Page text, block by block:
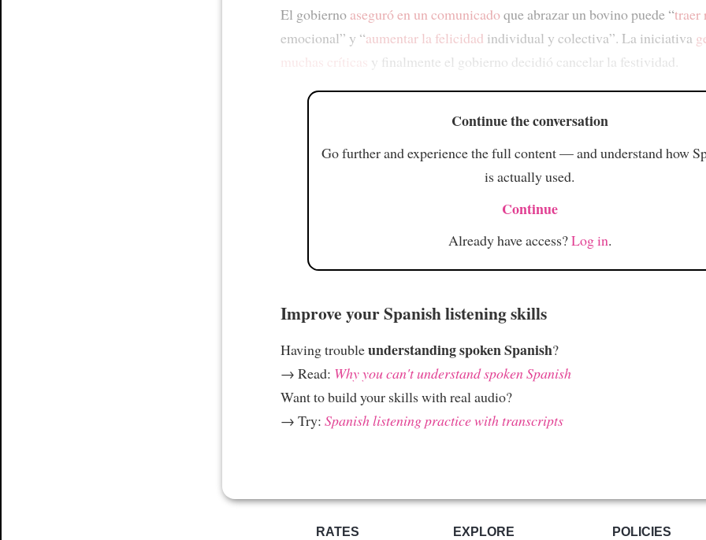
El gobierno aseguró en un comunicadoque abrazar un bovino puede “traer
emocional” y “aumentar la felicidad individual y colectiva”. La iniciativa
muchas críticas y finalmente el gobierno decidió cancelar la festividad.
Continue the conversation
Go further and experience the full content — and understand how
is actually used.
Continue
Already have access?Log in.
Improve your Spanish listening skills
Having troubleunderstanding spoken Spanish?
→ Read: Why you can't understand spoken Spanish
Want to build your skills with real audio?
→ Try: Spanish listening practice with transcripts
RATES EXPLORE POLICIES